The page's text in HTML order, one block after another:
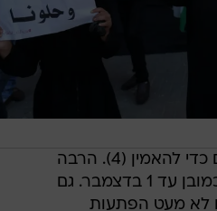
צריך לשפשף את העיניים כדי להאמין (4). הרבה
דברים יכולים להשתבש כמובן עד 1 בדצמבר. גם
לא מעט הפתעות